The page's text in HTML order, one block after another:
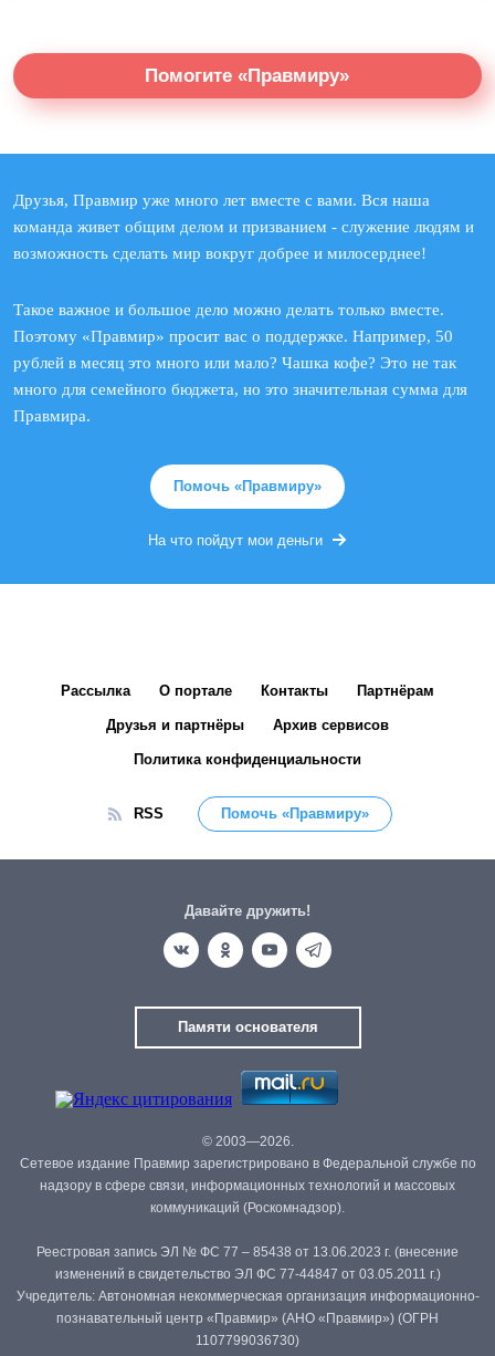
Помогите «Правмиру»
Друзья, Правмир уже много лет вместе с вами. Вся наша
команда живет общим делом и призванием - служение людям и
возможность сделать мир вокруг добрее и милосерднее!
Такое важное и большое дело можно делать только вместе.
Поэтому «Правмир» просит вас о поддержке. Например, 50
рублей в месяц это много или мало? Чашка кофе? Это не так
много для семейного бюджета, но это значительная сумма для
Правмира.
Помочь «Правмиру»
На что пойдут мои деньги
Рассылка О портале Контакты Партнёрам
Друзья и партнёры Архив сервисов
Политика конфиденциальности
RSS Помочь «Правмиру»
Давайте дружить!
Памяти основателя
© 2003—2026.
Сетевое издание Правмир зарегистрировано в Федеральной службе по
надзору в сфере связи, информационных технологий и массовых
коммуникаций (Роскомнадзор).
Реестровая запись ЭЛ № ФС 77 – 85438 от 13.06.2023 г. (внесение
изменений в свидетельство ЭЛ ФС 77-44847 от 03.05.2011 г.)
Учредитель: Автономная некоммерческая организация информационно-
познавательный центр «Правмир» (АНО «Правмир») (ОГРН
1107799036730)